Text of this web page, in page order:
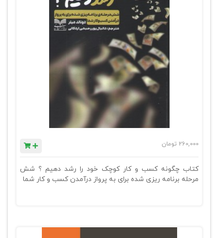
260,000 تومان
کتاب چگونه کسب و کار کوچک خود را رشد دهیم ؟ شش
مرحله برنامه ریزی شده برای به پرواز درآمدن کسب و کار شما